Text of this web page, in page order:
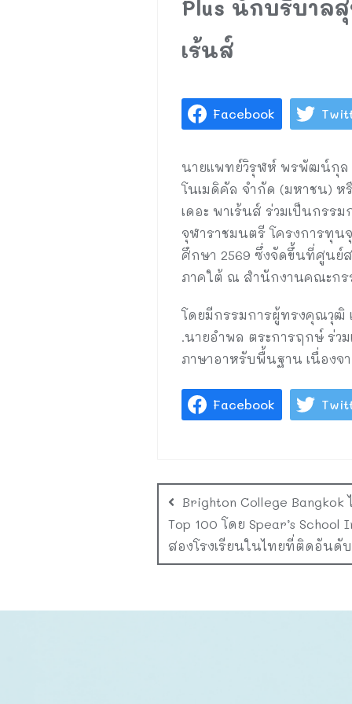
Plus นักบริบาล
เร้นส์
Facebook
นายแพทย์วิรุฬห์ พรพัฒน์กุล
โนเมดิคัล จำกัด (มหาชน) ห
เดอะ พาเร้นส์ ร่วมเป็นกร
จุฬาราชมนตรี โครงการทุน
ศึกษา 2569 ซึ่งจัดขึ้นที่ศูนย์
ภาคใต้ ณ สำนักงานคณะกร
โดยมีกรรมการผู้ทรงคุณวุฒิ
.นายอำพล ตระการฤกษ์ ร่ว
ภาษาอาหรับพื้นฐาน เนื่องจ
Facebook
Brighton College
Top 100 โดย Spear’s
สองโรงเรียนในไทยที่ติดอันดั